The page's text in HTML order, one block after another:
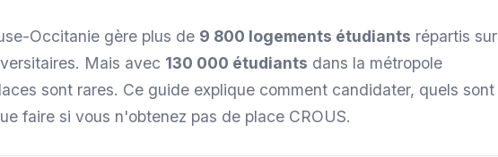
Occitanie gère plus de 9 800 logements étudiants répartis sur
Mais avec 130 000 étudiants dans la métropole
sont rares. Ce guide explique comment candidater, quels sont
faire si vous n'obtenez pas de place CROUS.